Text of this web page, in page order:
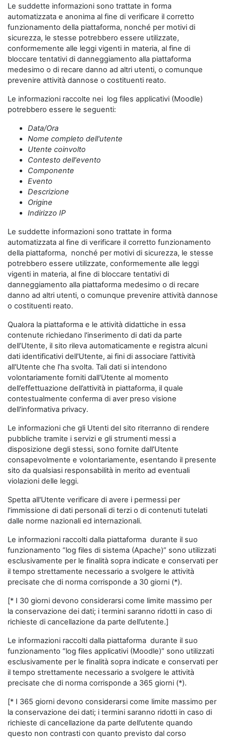
Le suddette informazioni sono trattate in forma
automatizzata e anonima al fine di verificare il corretto
funzionamento della piattaforma, nonché per motivi di
sicurezza, le stesse potrebbero essere utilizzate,
conformemente alle leggi vigenti in materia, al fine di
bloccare tentativi di danneggiamento alla piattaforma
medesimo o di recare danno ad altri utenti, o comunque
prevenire attività dannose o costituenti reato.
Le informazioni raccolte nei log files applicativi (Moodle)
potrebbero essere le seguenti:
Data/Ora
Nome completo dell'utente
Utente coinvolto
Contesto dell'evento
Componente
Evento
Descrizione
Origine
Indirizzo IP
Le suddette informazioni sono trattate in forma
automatizzata al fine di verificare il corretto funzionamento
della piattaforma, nonché per motivi di sicurezza, le stesse
potrebbero essere utilizzate, conformemente alle leggi
vigenti in materia, al fine di bloccare tentativi di
danneggiamento alla piattaforma medesimo o di recare
danno ad altri utenti, o comunque prevenire attività dannose
o costituenti reato.
Qualora la piattaforma e le attività didattiche in essa
contenute richiedano l'inserimento di dati da parte
dell’Utente, il sito rileva automaticamente e registra alcuni
dati identificativi dell'Utente, ai fini di associare l’attività
all'Utente che l’ha svolta. Tali dati si intendono
volontariamente forniti dall'Utente al momento
dell’effettuazione dell’attività in piattaforma, il quale
contestualmente conferma di aver preso visione
dell'informativa privacy.
Le informazioni che gli Utenti del sito riterranno di rendere
pubbliche tramite i servizi e gli strumenti messi a
disposizione degli stessi, sono fornite dall'Utente
consapevolmente e volontariamente, esentando il presente
sito da qualsiasi responsabilità in merito ad eventuali
violazioni delle leggi.
Spetta all'Utente verificare di avere i permessi per
l'immissione di dati personali di terzi o di contenuti tutelati
dalle norme nazionali ed internazionali.
Le informazioni raccolti dalla piattaforma durante il suo
funzionamento “log files di sistema (Apache)” sono utilizzati
esclusivamente per le finalità sopra indicate e conservati per
il tempo strettamente necessario a svolgere le attività
precisate che di norma corrisponde a 30 giorni (*).
[* I 30 giorni devono considerarsi come limite massimo per
la conservazione dei dati; i termini saranno ridotti in caso di
richieste di cancellazione da parte dell’utente.]
Le informazioni raccolti dalla piattaforma durante il suo
funzionamento “log files applicativi (Moodle)” sono utilizzati
esclusivamente per le finalità sopra indicate e conservati per
il tempo strettamente necessario a svolgere le attività
precisate che di norma corrisponde a 365 giorni (*).
[* I 365 giorni devono considerarsi come limite massimo per
la conservazione dei dati; i termini saranno ridotti in caso di
richieste di cancellazione da parte dell’utente quando
questo non contrasti con quanto previsto dal corso